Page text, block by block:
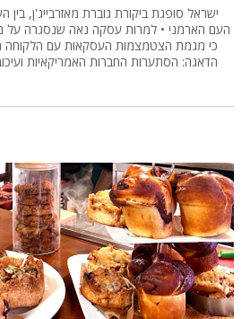
ישראל סופגת ביקורת גוברת מאזרבייג'ן,
העם הארמני • למרות עסקה נאה שנסגרה על
כי מגמת הצטמצמות העסקאות עם הלקוחה
הדאגה: הסתערות החברות האמריקאיות